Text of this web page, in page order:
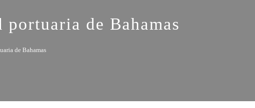
de Bahamas
de Bahamas